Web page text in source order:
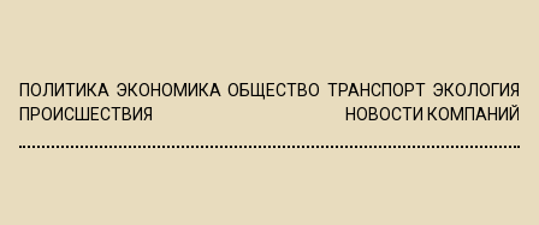
ПОЛИТИКА ЭКОНОМИКА ОБЩЕСТВО ТРАНСПОРТ ЭКОЛОГИЯ
ПРОИСШЕСТВИЯ
НОВОСТИ КОМПАНИЙ